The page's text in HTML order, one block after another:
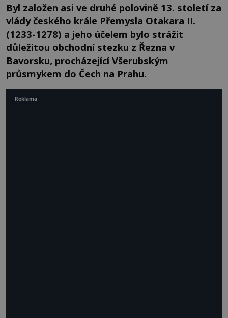
Byl založen asi ve druhé polovině 13. století za
vlády českého krále Přemysla Otakara II.
(1233-1278) a jeho účelem bylo strážit
důležitou obchodní stezku z Řezna v
Bavorsku, procházející Všerubským
průsmykem do Čech na Prahu.
Reklama